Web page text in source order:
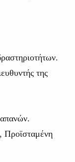
της
Προϊσταμένη